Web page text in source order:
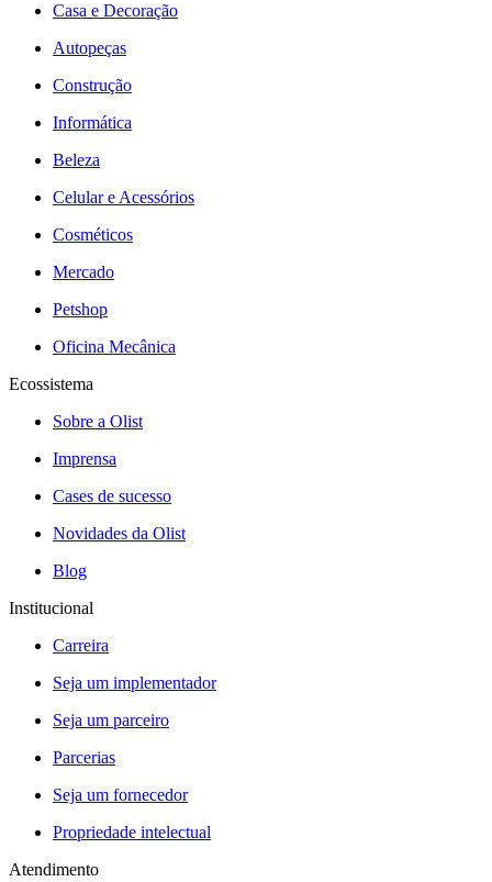
Casa e Decoração
Autopeças
Construção
Informática
Beleza
Celular e Acessórios
Cosméticos
Mercado
Petshop
Oficina Mecânica
Ecossistema
Sobre a Olist
Imprensa
Cases de sucesso
Novidades da Olist
Blog
Institucional
Carreira
Seja um implementador
Seja um parceiro
Parcerias
Seja um fornecedor
Propriedade intelectual
Atendimento